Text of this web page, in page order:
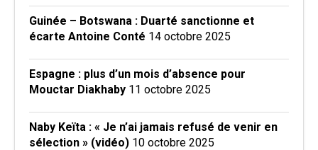
Guinée – Botswana : Duarté sanctionne et
écarte Antoine Conté 14 octobre 2025
Espagne : plus d’un mois d’absence pour
Mouctar Diakhaby 11 octobre 2025
Naby Keïta : « Je n’ai jamais refusé de venir en
sélection » (vidéo) 10 octobre 2025